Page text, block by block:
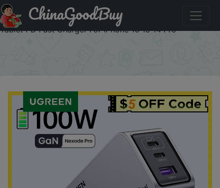
Код на знижку CSFK3M UGREEN 100W GaN Charger USB
C Charger QC4.0 3.0 Quick Charge For Macbook Laptop
Tablet PD Fast Charger For iPhone 16 15 14 Pro
ChinaGoodBuy